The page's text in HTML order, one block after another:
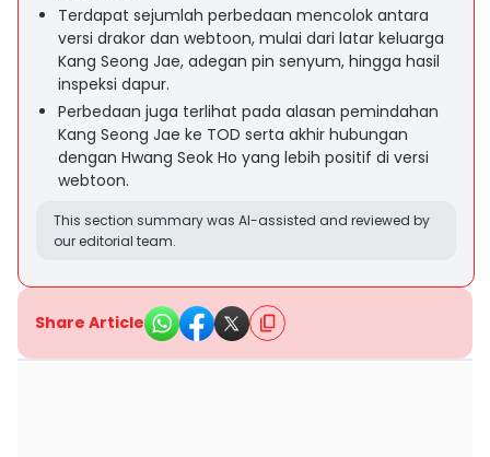
Terdapat sejumlah perbedaan mencolok antara
versi drakor dan webtoon, mulai dari latar keluarga
Kang Seong Jae, adegan pin senyum, hingga hasil
inspeksi dapur.
Perbedaan juga terlihat pada alasan pemindahan
Kang Seong Jae ke TOD serta akhir hubungan
dengan Hwang Seok Ho yang lebih positif di versi
webtoon.
This section summary was AI-assisted and reviewed by
our editorial team.
Share Article